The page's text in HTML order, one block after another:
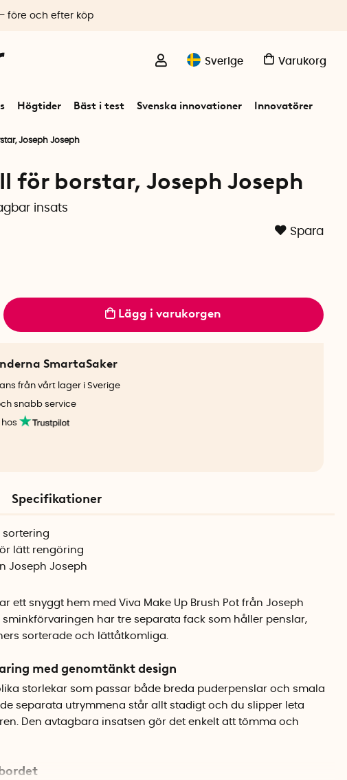
Sverige Varukorg
Högtider Bäst i test Svenska innovationer Innovatörer
före och efter köp
Joseph Joseph
för borstar, Joseph Joseph
insats
Spara
Lägg i varukorgen
SmartaSaker
från vårt lager i Sverige
snabb service
Specifikationer
sortering
lätt rengöring
Joseph Joseph
ett snyggt hem med Viva Make Up Brush Pot från Joseph
sminkförvaringen har tre separata fack som håller penslar,
sorterade och lättåtkomliga.
med genomtänkt design
storlekar som passar både breda puderpenslar och smala
de separata utrymmena står allt stadigt och du slipper leta
Den avtagbara insatsen gör det enkelt att tömma och